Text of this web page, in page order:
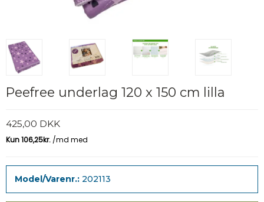
Peefree underlag 120 x 150 cm lilla
425,00 DKK
Model/Varenr.: 202113